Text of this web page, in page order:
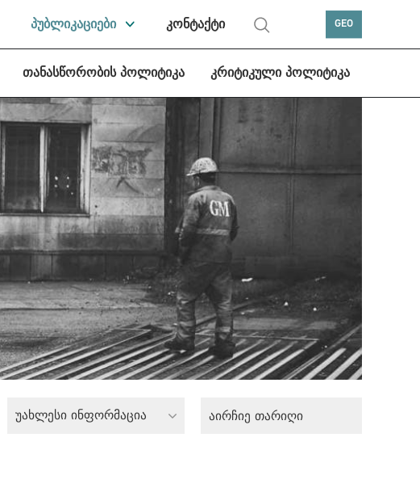
პუბლიკაციები კონტაქტი GEO
თანასწორობის პოლიტიკა კრიტიკული პოლიტიკა
უახლესი ინფორმაცია